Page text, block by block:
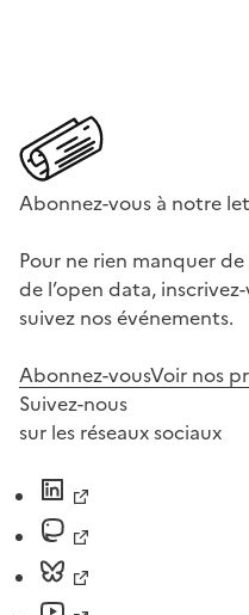
Abonnez-vous à notre
Pour ne rien manquer
de l’open data,
suivez nos événements.
Abonnez-vousVoir nos
Suivez-nous
sur les réseaux sociaux